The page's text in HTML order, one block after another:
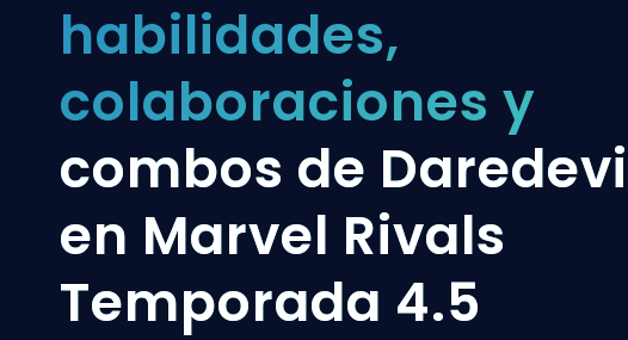
Coaching
Teammate
habilidades,
colaboraciones y
combos de
en Marvel Rivals
Temporada 4.5